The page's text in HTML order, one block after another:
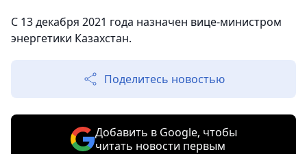
С 13 декабря 2021 года назначен вице-министром
энергетики Казахстан.
Поделитесь новостью
Добавить в Google, чтобы
читать новости первым